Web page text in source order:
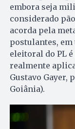
embora seja
considerado
acorda pela
postulantes, em
eleitoral do PL é
realmente
Gustavo Gayer,
Goiânia).